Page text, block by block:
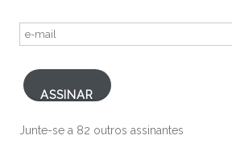
e-
ASSINAR
Junte-se a 82 outros assinantes